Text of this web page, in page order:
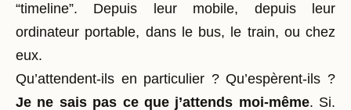
“timeline”. Depuis leur mobile, depuis leur
ordinateur portable, dans le bus, le train, ou chez
eux.
Qu’attendent-ils en particulier ? Qu’espèrent-ils ?
Je ne sais pas ce que j’attends moi-même. Si.